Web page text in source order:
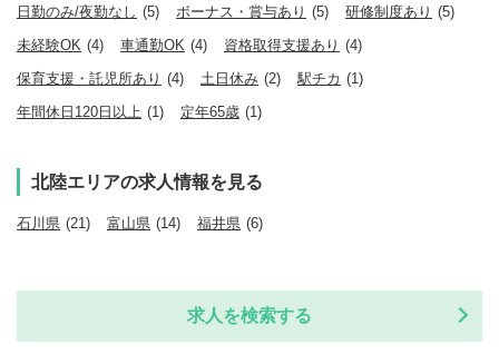
日勤のみ/夜勤なし (5) ボーナス・賞与あり (5) 研修制度あり (5)
未経験OK (4) 車通勤OK (4) 資格取得支援あり (4)
保育支援・託児所あり (4) 土日休み (2) 駅チカ (1)
年間休日120日以上 (1) 定年65歳 (1)
北陸エリアの求人情報を見る
石川県 (21) 富山県 (14) 福井県 (6)
求人を検索する